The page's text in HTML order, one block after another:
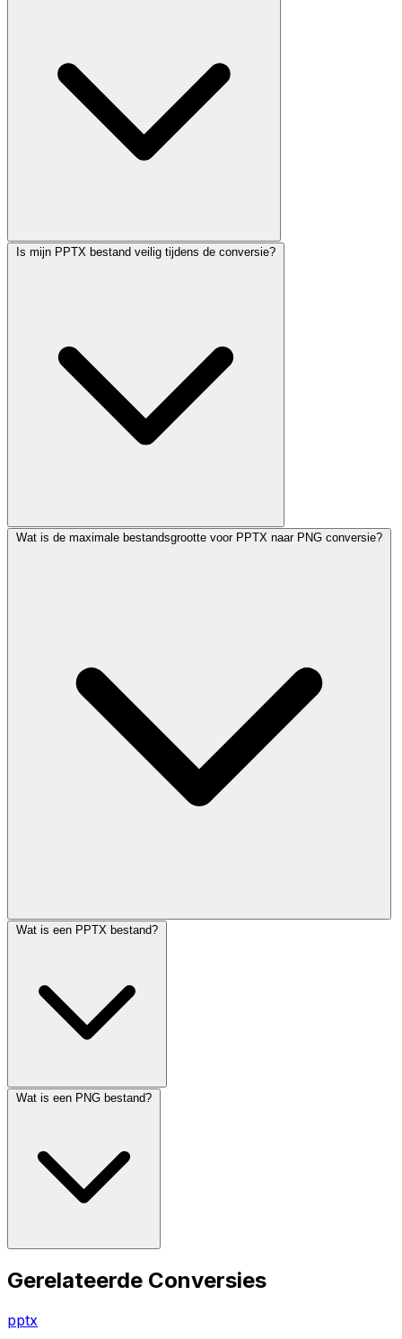
Is mijn PPTX bestand veilig tijdens de conversie?
Wat is de maximale bestandsgrootte voor PPTX naar PNG conversie?
Wat is een PPTX bestand?
Wat is een PNG bestand?
Gerelateerde Conversies
pptx